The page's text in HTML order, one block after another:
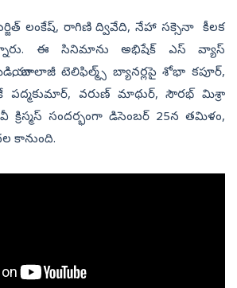
లంకేష్, రాగిణి ద్వివేది, నేహా సక్సెనా కీలక
ఈ సినిమాను అభిషేక్ ఎస్ వ్యాస్
బాలాజీ టెలిఫిల్మ్స్ బ్యానర్లపై శోభా కపూర్,
పద్మకుమార్, వరుణ్‌ మాథుర్, సౌరభ్‌ మిశ్రా
సందర్భంగా డిసెంబర్‌ 25న తమిళం,
కానుంది.